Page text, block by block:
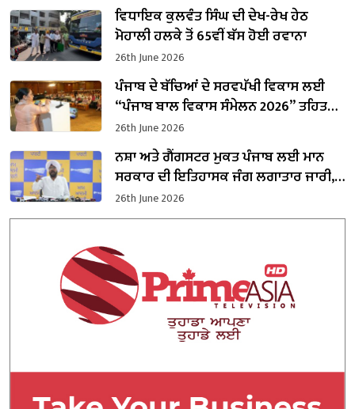
ਵਿਧਾਇਕ ਕੁਲਵੰਤ ਸਿੰਘ ਦੀ ਦੇਖ-ਰੇਖ ਹੇਠ
ਮੋਹਾਲੀ ਹਲਕੇ ਤੋਂ 65ਵੀਂ ਬੱਸ ਹੋਈ ਰਵਾਨਾ
26th June 2026
ਪੰਜਾਬ ਦੇ ਬੱਚਿਆਂ ਦੇ ਸਰਵਪੱਖੀ ਵਿਕਾਸ ਲਈ
“ਪੰਜਾਬ ਬਾਲ ਵਿਕਾਸ ਸੰਮੇਲਨ 2026” ਤਹਿਤ
“ਨਿੱਕੇ ਕਦਮ, ਵੱਡਾ ਵਿਕਾਸ” ਮੁਹਿੰਮ ਦਾ ਆਗਾਜ਼
26th June 2026
ਨਸ਼ਾ ਅਤੇ ਗੈਂਗਸਟਰ ਮੁਕਤ ਪੰਜਾਬ ਲਈ ਮਾਨ
ਸਰਕਾਰ ਦੀ ਇਤਿਹਾਸਕ ਜੰਗ ਲਗਾਤਾਰ ਜਾਰੀ,
ਹੁਣ ਤੱਕ 7105 ਨਸ਼ਾ ਤਸਕਰ ਗ੍ਰਿਫਤਾਰ : ਕੁਲਦੀਪ
ਧਾਲੀਵਾਲ
26th June 2026